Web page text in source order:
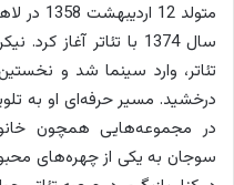
متولد
سال 1374 با تئاتر
تئاتر، وارد سینما شد و
درخشید. مسیر حرفه‌ای او به
در مجموعه‌هایی همچون
سوجان به یکی از چهره‌های